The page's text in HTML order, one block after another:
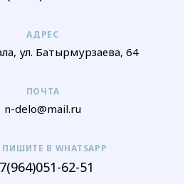
АДРЕС
ул. Батырмурзаева, 64
ПОЧТА
n-delo@mail.ru
В WHATSAPP
62-51